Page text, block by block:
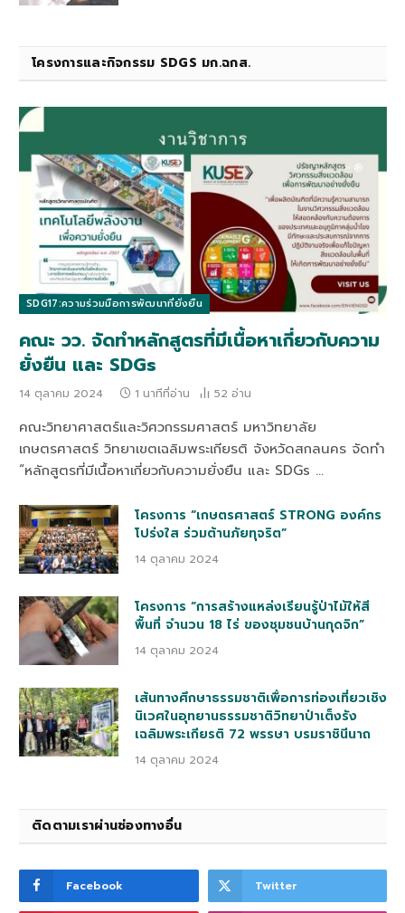
โครงการและกิจกรรม SDGS มก.ฉกส.
SDG17:ความร่วมมือการพัฒนาที่ยั่งยืน
คณะ วว. จัดทำหลักสูตรที่มีเนื้อหาเกี่ยวกับความ
ยั่งยืน และ SDGs
14 ตุลาคม 2024 1 นาทีที่อ่าน 52 อ่าน
คณะวิทยาศาสตร์และวิศวกรรมศาสตร์ มหาวิทยาลัย
เกษตรศาสตร์ วิทยาเขตเฉลิมพระเกียรติ จังหวัดสกลนคร จัดทำ
“หลักสูตรที่มีเนื้อหาเกี่ยวกับความยั่งยืน และ SDGs …
โครงการ “เกษตรศาสตร์ STRONG องค์กร
โปร่งใส ร่วมต้านภัยทุจริต”
14 ตุลาคม 2024
โครงการ “การสร้างแหล่งเรียนรู้ป่าไม้ให้สี
พื้นที่ จำนวน 18 ไร่ ของชุมชนบ้านกุดจิก”
14 ตุลาคม 2024
เส้นทางศึกษาธรรมชาติเพื่อการท่องเที่ยวเชิง
นิเวศในอุทยานธรรมชาติวิทยาป่าเต็งรัง
เฉลิมพระเกียรติ 72 พรรษา บรมราชินีนาถ
14 ตุลาคม 2024
ติดตามเราผ่านช่องทางอื่น
Facebook Twitter